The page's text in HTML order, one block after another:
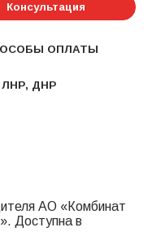
Консультация
ОПЛАТЫ
ДНР
АО «Комбинат
Доступна в